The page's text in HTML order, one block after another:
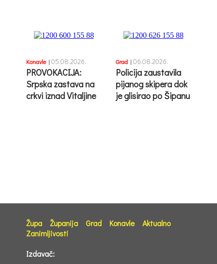
Konavle | 05.08.2026.
PROVOKACIJA:
Srpska zastava na
crkvi iznad Vitaljine
Grad | 06.08.2026.
Policija zaustavila
pijanog skipera dok
je glisirao po Šipanu
Župa Županija Grad Konavle
Aktualno
Zanimljivosti
Izdavač: